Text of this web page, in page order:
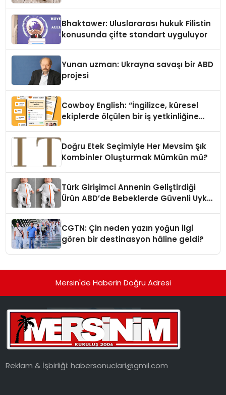
Bhaktawer: Uluslararası hukuk Filistin
konusunda çifte standart uyguluyor
Yunan uzman: Ukrayna savaşı bir ABD
projesi
Cowboy English: “İngilizce, küresel
ekiplerde ölçülen bir iş yetkinliğine
Doğru Etek Seçimiyle Her Mevsim Şık
Kombinler Oluşturmak Mümkün mü?
Türk Girişimci Annenin Geliştirdiği
Ürün ABD’de Bebeklerde Güvenli Uyku
CGTN: Çin neden yazın yoğun ilgi
gören bir destinasyon hâline geldi?
Mersin'de Haberin Doğru Adresi
Reklam & İşbirliği:habersonuclari@gmil.com